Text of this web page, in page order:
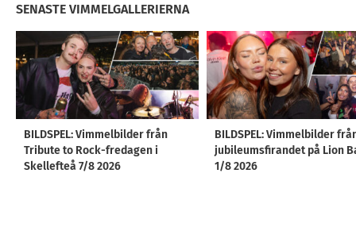
SENASTE VIMMELGALLERIERNA
BILDSPEL: Vimmelbilder från
Tribute to Rock-fredagen i
Skellefteå 7/8 2026
BILDSPEL: Vimmelbilder
jubileumsfirandet på Lion
1/8 2026